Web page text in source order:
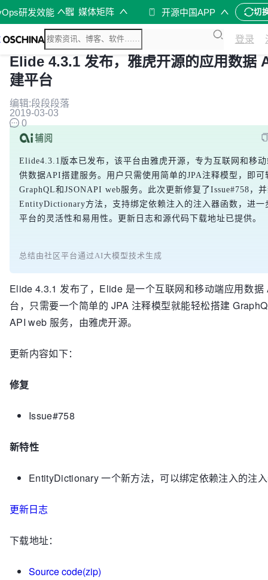
研发效能 媒体矩阵 开源中国APP 切
登录
Elide 4.3.1 发布，雅虎开源的应用数据
建平台
编辑:段段段落
2019-03-03
0
Elide4.3.1版本已发布，该平台由雅虎开源，专为互联网和移
供数据API搭建服务。用户只需使用简单的JPA注释模型，即可
GraphQL和JSONAPI web服务。此次更新修复了Issue#758，
EntityDictionary方法，支持绑定依赖注入的注入器函数，进一
平台的灵活性和易用性。更新日志和源代码下载地址已提供。
总结由社区平台通过AI大模型技术生成
Elide 4.3.1 发布了，Elide 是一个互联网和移动端应用数据
台，只需要一个简单的 JPA 注释模型就能轻松搭建
API web 服务，由雅虎开源。
更新内容如下：
修复
Issue#758
新特性
EntityDictionary 一个新方法，可以绑定依赖注入的注
更新日志
下载地址：
Source code(zip)